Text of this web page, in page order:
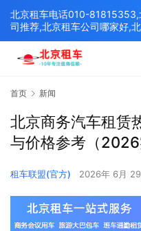
首页 新闻
北京商务汽车租赁
与价格参考（2026
租车联盟(官方) 2026年 6月
北京租车电话010-81815353,
司推荐,北京租车公司哪家好,
决方案,打造北京优质的租车平